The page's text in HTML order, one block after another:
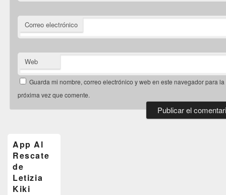
Correo electrónico
Web
Guarda mi nombre, correo electrónico y web en este navegador para la
próxima vez que comente.
widget
barra
lateral
primaria
App Al
Rescate
de
Letizia
Kiki